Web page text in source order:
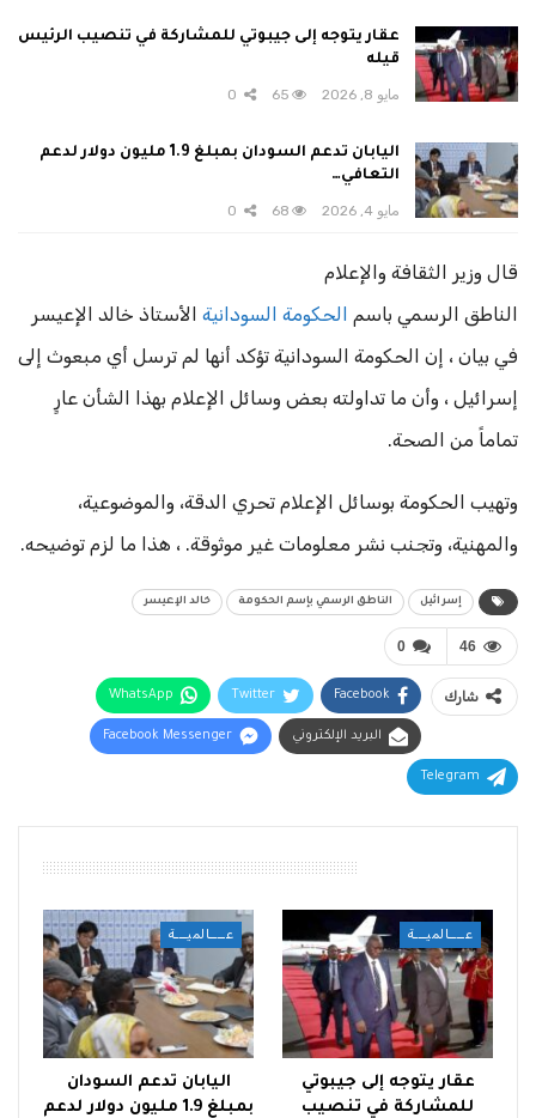
عقار يتوجه إلى جيبوتي للمشاركة في تنصيب الرئيس
قيله
مايو 8, 2026 65
اليابان تدعم السودان بمبلغ 1.9 مليون دولار لدعم
التعافي…
مايو 4, 2026 68
قال ‏وزير الثقافة والإعلام
‏الناطق الرسمي باسم الحكومة السودانية الأستاذ ‏خالد الإعيسر
في بيان ، ‏إن الحكومة السودانية تؤكد أنها لم ترسل أي مبعوث إلى
إسرائيل ، وأن ما تداولته بعض وسائل الإعلام بهذا الشأن عارٍ
تماماً من الصحة.
‏وتهيب الحكومة بوسائل الإعلام تحري الدقة، والموضوعية،
والمهنية، وتجنب نشر معلومات غير موثوقة. ، ‏هذا ما لزم توضيحه.
إسرائيل الناطق الرسمي بإسم الحكومة خالد الإعيسر
0 46
شارك Facebook
Twitter
WhatsApp
البريد الإلكتروني Facebook Messenger
Telegram
عــــالميـــة
عقار يتوجه إلى جيبوتي
للمشاركة في تنصيب
عــــالميـــة
اليابان تدعم السودان
بمبلغ 1.9 مليون دولار لدعم